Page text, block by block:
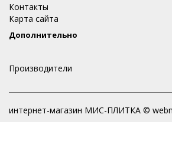
Контакты
Карта сайта
Дополнительно
Производители
интернет-магазин МИС-ПЛИТКА ©